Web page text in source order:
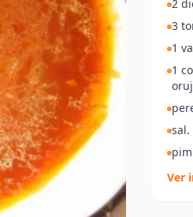
2
3
1
1
sal.
Ver